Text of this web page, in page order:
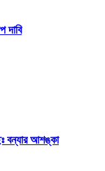
দাবি
বন্যার আশঙ্কা